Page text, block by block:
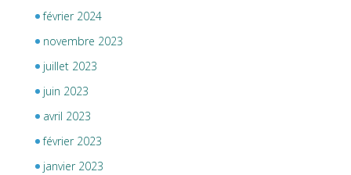
février 2024
novembre 2023
juillet 2023
juin 2023
avril 2023
février 2023
janvier 2023